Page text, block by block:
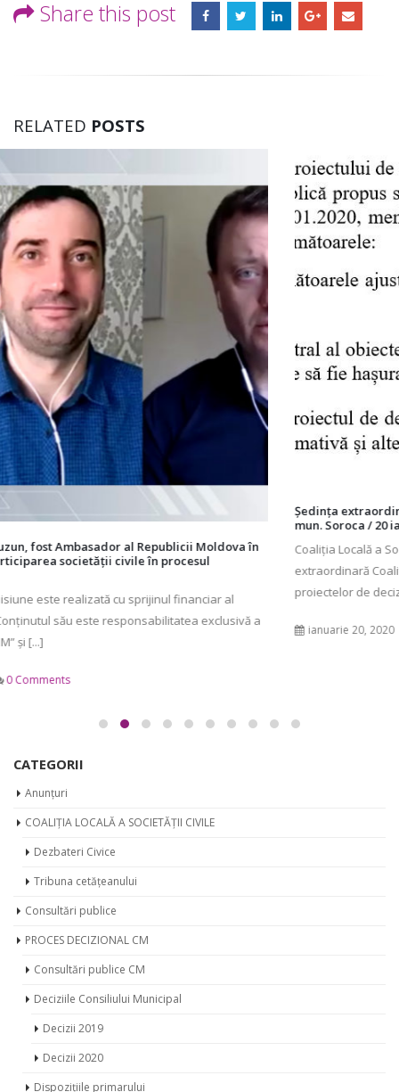
Share this post
RELATED POSTS
Ședința extraordinară a Coaliției Locale a Societății Civile din
mun. Soroca / 20 ianuarie 2020
Coaliția Locală a Societății Civile din mun. Soroca Ședința
extraordinară Coaliției din 20 ianuarie 2020 ORDINEA DE ZI Analiza
proiectelor de decizie [...]
ianuarie 20, 2020 0 Comments
COALIȚIA LOCALĂ A SOCIETĂȚII CIVILE
Dezbateri Civice
Tribuna cetățeanului
Consultări publice
PROCES DECIZIONAL CM
Consultări publice CM
Deciziile Consiliului Municipal
Decizii 2019
Decizii 2020
Dispozițiile primarului
Dispoziții 2019